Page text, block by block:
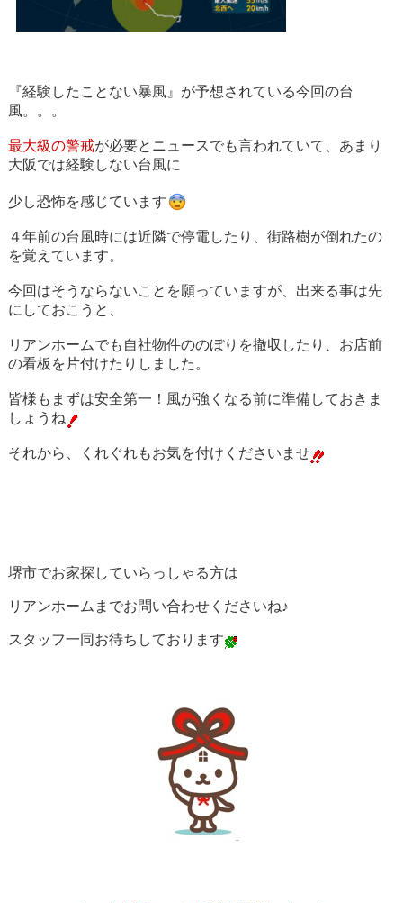
『経験したことない暴風』 が予想されている今回の台
風。。。
最大級の警戒が必要とニュースでも言われていて、あまり
大阪では経験しない台風に
少し恐怖を感じています
４年前の台風時には近隣で停電したり、街路樹が倒れたの
を覚えています。
今回はそうならないことを願っていますが、出来る事は先
にしておこうと、
リアンホームでも自社物件ののぼりを撤収したり、お店前
の看板を片付けたりしました。
皆様もまずは安全第一！風が強くなる前に準備しておきま
しょうね
それから、くれぐれもお気を付けくださいませ
堺市でお家探していらっしゃる方は
リアンホームまでお問い合わせくださいね♪
スタッフ一同お待ちしております